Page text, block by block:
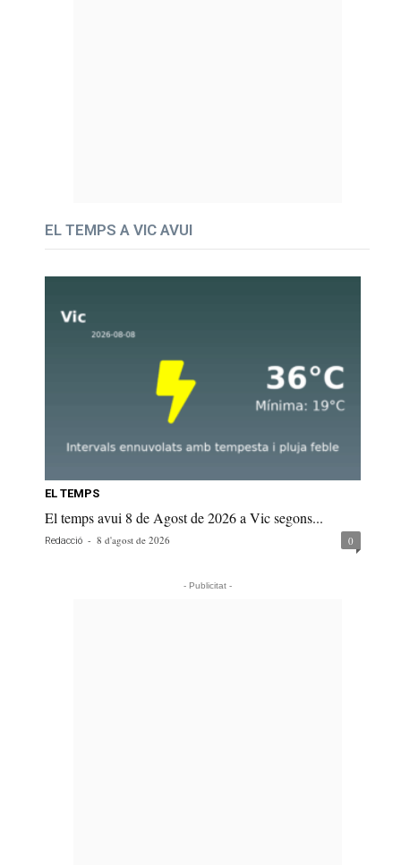
EL TEMPS A VIC AVUI
EL TEMPS
El temps avui 8 de Agost de 2026 a Vic segons...
Redacció - 8 d'agost de 2026 0
- Publicitat -